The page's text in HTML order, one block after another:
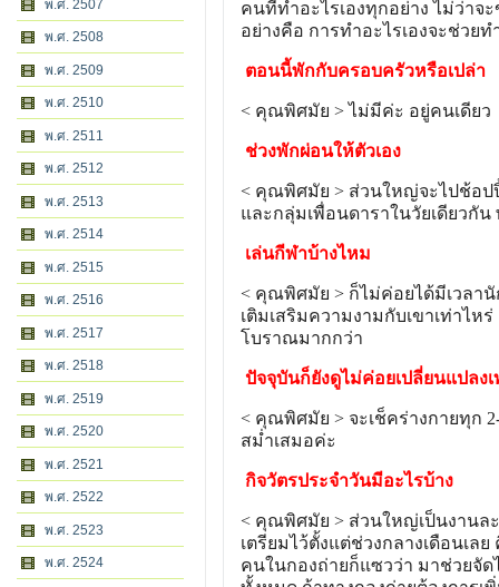
พ.ศ. 2507
พ.ศ. 2508
พ.ศ. 2509
พ.ศ. 2510
พ.ศ. 2511
พ.ศ. 2512
พ.ศ. 2513
พ.ศ. 2514
พ.ศ. 2515
พ.ศ. 2516
พ.ศ. 2517
พ.ศ. 2518
พ.ศ. 2519
พ.ศ. 2520
พ.ศ. 2521
พ.ศ. 2522
พ.ศ. 2523
พ.ศ. 2524
คนที่ทำอะไรเองทุกอย่าง ไม่ว่า
อย่างคือ การทำอะไรเองจะช่วย
ตอนนี้พักกับครอบครัวหรือเปล่า
< คุณพิศมัย > ไม่มีค่ะ อยู่คนเดียว
ช่วงพักผ่อนให้ตัวเอง
< คุณพิศมัย > ส่วนใหญ่จะไปช้อป
และกลุ่มเพื่อนดาราในวัยเดียวกั
เล่นกีฬาบ้างไหม
< คุณพิศมัย > ก็ไม่ค่อยได้มีเวลานั
เติมเสริมความงามกับเขาเท่าไ
โบราณมากกว่า
ปัจจุบันก็ยังดูไม่ค่อยเปลี่ยนแปลง
< คุณพิศมัย > จะเช็คร่างกายทุก
สม่ำเสมอค่ะ
กิจวัตรประจำวันมีอะไรบ้าง
< คุณพิศมัย > ส่วนใหญ่เป็นงานล
เตรียมไว้ตั้งแต่ช่วงกลางเดือนเล
คนในกองถ่ายก็แซวว่า มาช่วยจัด